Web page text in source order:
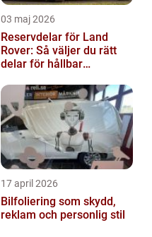
03 maj 2026
Reservdelar för Land
Rover: Så väljer du rätt
delar för hållbar
17 april 2026
Bilfoliering som skydd,
reklam och personlig stil